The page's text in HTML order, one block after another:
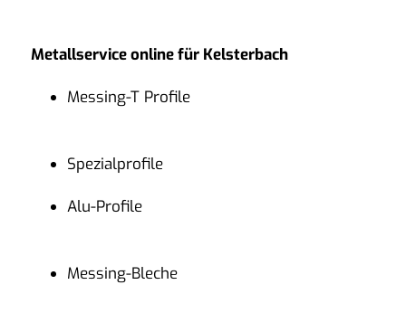
Metallservice online für Kelsterbach
Messing-T Profile
Spezialprofile
Alu-Profile
Messing-Bleche